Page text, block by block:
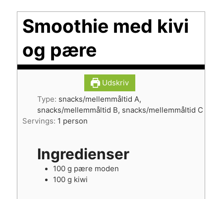
Smoothie med kivi
og pære
Udskriv
Type: snacks/mellemmåltid A,
snacks/mellemmåltid B, snacks/mellemmåltid C
Servings: 1 person
Ingredienser
100 g pære moden
100 g kiwi